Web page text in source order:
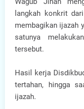
langkah konkrit
membagikan ijazah
satunya
tersebut.
Hasil kerja
tertahan, hingga
ijazah.